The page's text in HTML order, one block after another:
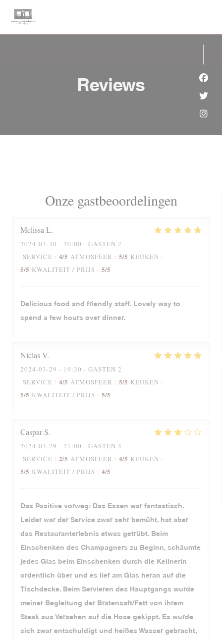
Reviews
Onze gastbeoordelingen
MelissaL
2024-03-30 - 20:00 - GASTEN 2
SERVICE : 4/5 ATMOSFEER : 5/5 KEUKEN :
5/5 KWALITEIT / PRIJS : 5/5
Delicious food and friendly staff. Lovely way to
spend a few hours over dinner.
NiclasV
2024-03-29 - 19:30 - GASTEN 2
SERVICE : 4/5 ATMOSFEER : 5/5 KEUKEN :
5/5 KWALITEIT / PRIJS : 5/5
Caspar S
2024-03-29 - 21:00 - GASTEN 4
SERVICE : 2/5 ATMOSFEER : 4/5 KEUKEN :
5/5 KWALITEIT / PRIJS : 4/5
Das Positive vorweg: Das Essen war fantastisch.
Leider war der Service zwar sehr bemüht, hat aber
das Restauranterlebnis etwas getrübt. Beim
Einschenken des Champagners zu Beginn, schäumte
jedes Glas beim Einschenken durch die Kellnerin
ordentlich über und es lief am Glas heran auf die
Tischdecke. Beim Servieren des Hauptgangs wurde
meiner Begleitung der Bratensaft/Fett von ihrem
Steak aus Versehen auf die Hose gekippt. Es wurde
sich zwar entschuldigt und heißes Wasser gebracht,